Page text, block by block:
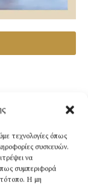
τεχνολογίες όπως
συσκευών.
να
συμπεριφορά
Η μη
|+359